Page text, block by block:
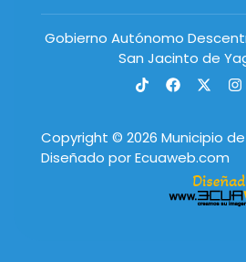
Gobierno Autónomo
San Jacinto de
Copyright © 2026 Municipio
Diseñado por Ecuaweb.com